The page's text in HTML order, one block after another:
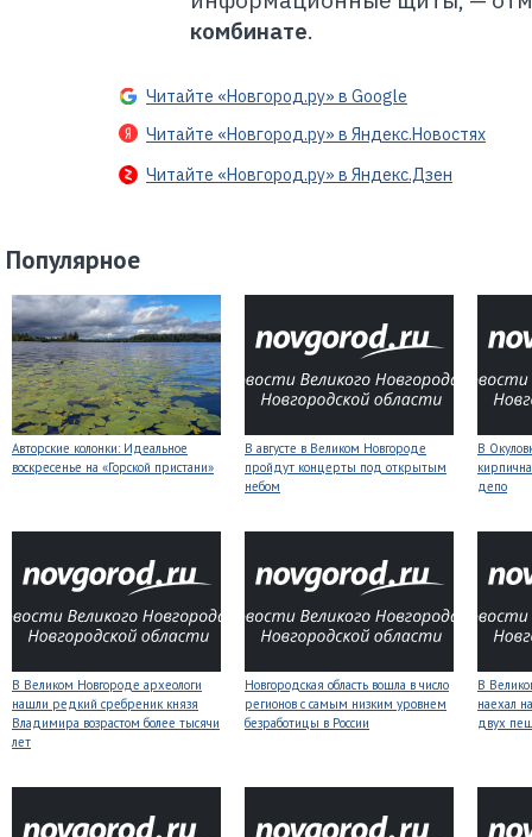
комбинате.
Читайте «Новгород.ру» в Google
Читайте «Новгород.ру» в Яндекс.Новостях
Читайте «Новгород.ру» в Яндекс.Дзен
Популярное
Авторские колонки: Идеальное
воскресенье на «Горской пристани»
В августе в Великом Новгороде
пройдут концерты под открытым
небом
В
депо
В Великом Новгороде археологи
нашли редкий сребреник князя
Владимира возрастом более тысячи
лет
Новгородская область вошла в число
регионов с самым низким уровнем
безработицы в России
В
наехал
двух